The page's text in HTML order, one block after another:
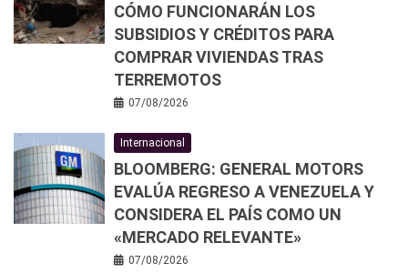
CÓMO FUNCIONARÁN LOS
SUBSIDIOS Y CRÉDITOS PARA
COMPRAR VIVIENDAS TRAS
TERREMOTOS
07/08/2026
Internacional
BLOOMBERG: GENERAL MOTORS
EVALÚA REGRESO A VENEZUELA Y
CONSIDERA EL PAÍS COMO UN
«MERCADO RELEVANTE»
07/08/2026